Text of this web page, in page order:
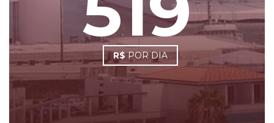
R$POR DIA